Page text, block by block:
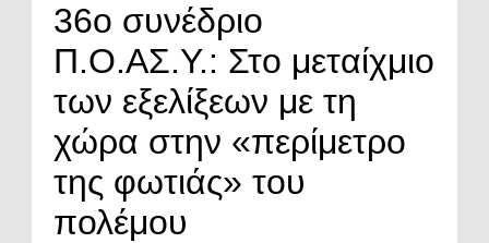
36ο συνέδριο
Π.Ο.ΑΣ.Υ.: Στο μεταίχμιο
των εξελίξεων με τη
χώρα στην «περίμετρο
της φωτιάς» του
πολέμου